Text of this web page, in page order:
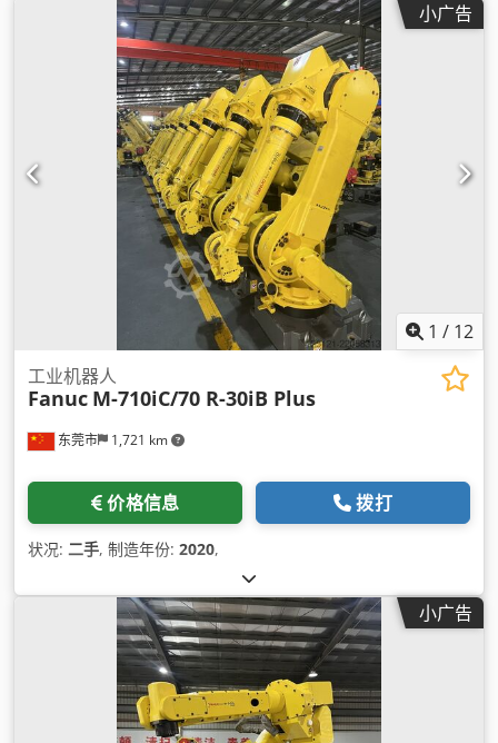
小广告
1 / 12
东莞市 1,721 km
工业机器人
Fanuc M-710iC/70 R-30iB Plus
价格信息 拨打
状况: 二手, 制造年份: 2020,
小广告